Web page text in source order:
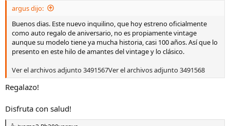
argus dijo:
Buenos dias. Este nuevo inquilino, que hoy estreno oficialmente
como auto regalo de aniversario, no es propiamente vintage
aunque su modelo tiene ya mucha historia, casi 100 años. Así que lo
presento en este hilo de amantes del vintage y lo clásico.
Ver el archivos adjunto 3491567Ver el archivos adjunto 3491568
Regalazo!
Disfruta con salud!